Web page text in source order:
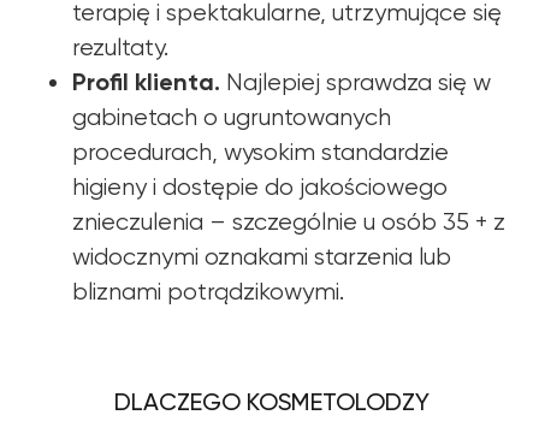
terapię i spektakularne, utrzymujące się
rezultaty.
Profil klienta. Najlepiej sprawdza się w
gabinetach o ugruntowanych
procedurach, wysokim standardzie
higieny i dostępie do jakościowego
znieczulenia – szczególnie u osób 35 + z
widocznymi oznakami starzenia lub
bliznami potrądzikowymi.
DLACZEGO KOSMETOLODZY